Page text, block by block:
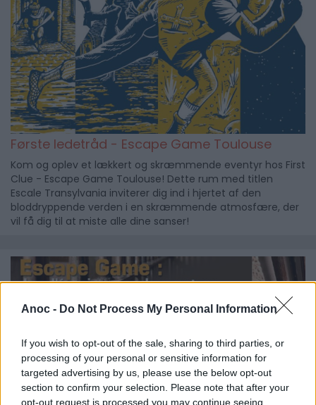
Anoc - Do Not Process My Personal Information
If you wish to opt-out of the sale, sharing to third parties, or
processing of your personal or sensitive information for
targeted advertising by us, please use the below opt-out
section to confirm your selection. Please note that after your
opt-out request is processed you may continue seeing
Første ledetråd - Escape Game Toulouse
Kom og oplev et lækkert og skræmmende eventyr hos First
Clue - Escape Game Toulouse! Dette rum med titlen
Escale Transylvania inviterer dig ind i hjertet af den
bloddryppende verden i en skræmmende atmosfære, der
vil få dig til at miste alle dine sanser!